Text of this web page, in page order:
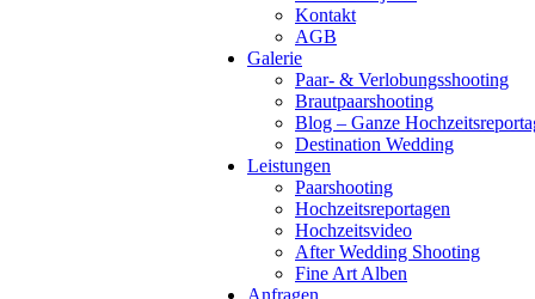
Kontakt
AGB
Galerie
Paar- & Verlobungsshooting
Brautpaarshooting
Blog – Ganze
Destination Wedding
Leistungen
Paarshooting
Hochzeitsreportagen
Hochzeitsvideo
After Wedding Shooting
Fine Art Alben
Anfragen